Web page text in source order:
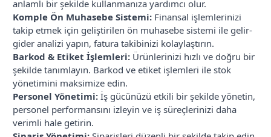
anlamlı bir şekilde kullanmanıza yardımcı olur.
Komple Ön Muhasebe Sistemi:Finansal işlemlerinizi
takip etmek için geliştirilen ön muhasebe sistemi ile gelir-
gider analizi yapın, fatura takibinizi kolaylaştırın.
Barkod & Etiket İşlemleri:Ürünlerinizi hızlı ve doğru bir
şekilde tanımlayın. Barkod ve etiket işlemleri ile stok
yönetimini maksimize edin.
Personel Yönetimi:İş gücünüzü etkili bir şekilde yönetin,
personel performansını izleyin ve iş süreçlerinizi daha
verimli hale getirin.